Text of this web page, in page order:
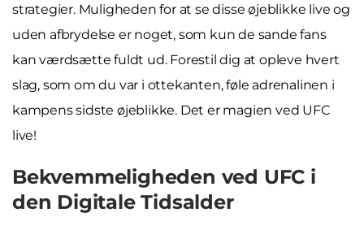
strategier. Muligheden for at se disse øjeblikke live og
uden afbrydelse er noget, som kun de sande fans
kan værdsætte fuldt ud. Forestil dig at opleve hvert
slag, som om du var i ottekanten, føle adrenalinen i
kampens sidste øjeblikke. Det er magien ved UFC
live!
Bekvemmeligheden ved UFC i
den Digitale Tidsalder